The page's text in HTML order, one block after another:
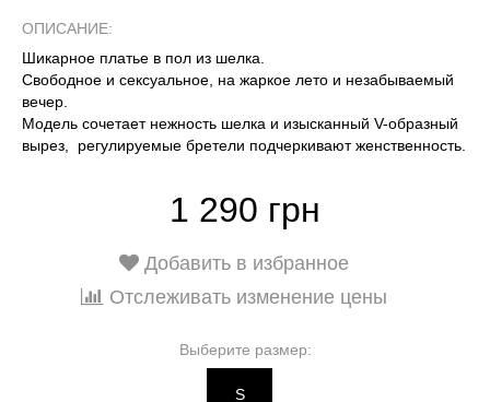
ОПИСАНИЕ:
Шикарное платье в пол из шелка.
Свободное и сексуальное, на жаркое лето и незабываемый
вечер.
Модель сочетает нежность шелка и изысканный V-образный
вырез, регулируемые бретели подчеркивают женственность.
1 290 грн
Добавить в избранное
Отслеживать изменение цены
Выберите размер:
S